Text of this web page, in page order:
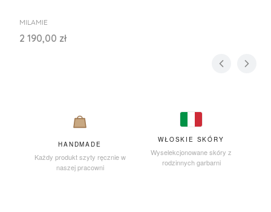
PRODUCENT
MILAMIE
Cena
2 190,00 zł
HANDMADE
Każdy produkt szyty ręcznie w
naszej pracowni
WŁOSKIE SKÓRY
Wyselekcjonowane skóry z
rodzinnych garbarni